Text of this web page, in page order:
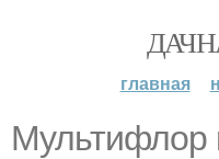
главная
Мультифлор